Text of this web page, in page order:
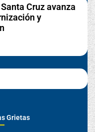
Cruz avanza
y
Grietas